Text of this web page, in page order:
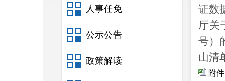
人事任免
公示公告
政策解读
证数
厅关
号）
山清
附